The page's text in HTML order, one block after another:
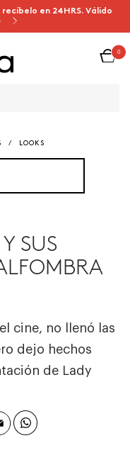
en 24HRS. Válido
0
/ LOOKS
SUS
cine, no llenó las
dejo hechos
de Lady